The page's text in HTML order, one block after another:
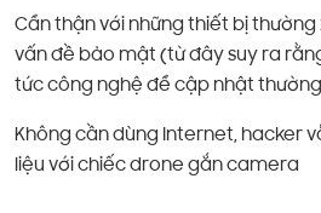
Cẩn thận với những thiết bị
vấn đề bảo mật (từ đây suy ra
tức công nghệ để cập nhật
Không cần dùng Internet, hacker
liệu với chiếc drone gắn camera